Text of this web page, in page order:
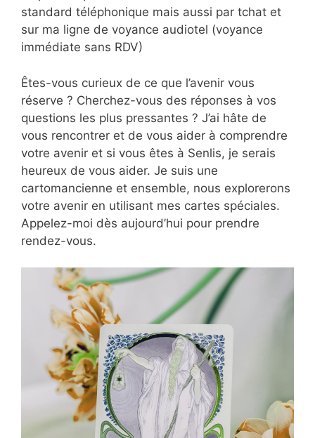
standard téléphonique mais aussi par tchat et
sur ma ligne de voyance audiotel (voyance
immédiate sans RDV)
Êtes-vous curieux de ce que l’avenir vous
réserve ? Cherchez-vous des réponses à vos
questions les plus pressantes ? J’ai hâte de
vous rencontrer et de vous aider à comprendre
votre avenir et si vous êtes à Senlis, je serais
heureux de vous aider. Je suis une
cartomancienne et ensemble, nous explorerons
votre avenir en utilisant mes cartes spéciales.
Appelez-moi dès aujourd’hui pour prendre
rendez-vous.